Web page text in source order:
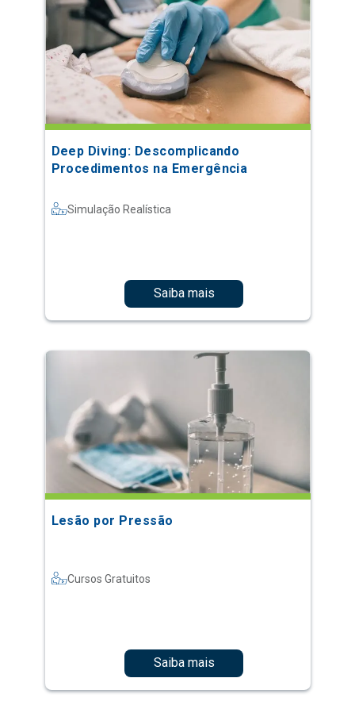
Deep Diving: Descomplicando
Procedimentos na Emergência
Simulação Realística
Saiba mais
Lesão por Pressão
Cursos Gratuitos
Saiba mais